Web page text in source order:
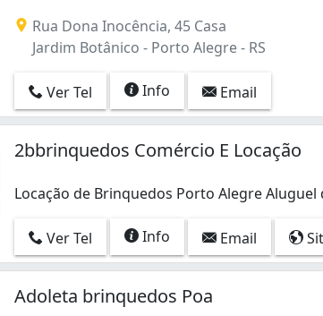
Rua Dona Inocência, 45 Casa
Jardim Botânico - Porto Alegre - RS
Ver Tel Info Email
2bbrinquedos Comércio E Locação
Locação de Brinquedos Porto Alegre
Ver Tel Info Email
Adoleta brinquedos Poa